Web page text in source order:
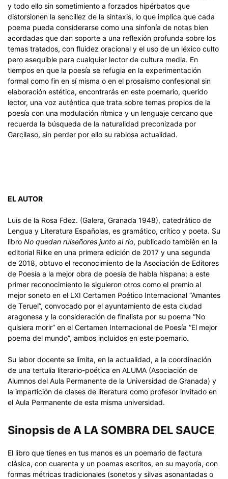
y todo ello sin sometimiento a forzados hipérbatos que
distorsionen la sencillez de la sintaxis, lo que implica que cada
poema pueda considerarse como una sinfonía de notas bien
acordadas que dan soporte a una reflexión profunda sobre los
temas tratados, con fluidez oracional y el uso de un léxico culto
pero asequible para cualquier lector de cultura media. En
tiempos en que la poesía se refugia en la experimentación
formal como fin en sí misma o en el prosaísmo confesional sin
elaboración estética, encontrarás en este poemario, querido
lector, una voz auténtica que trata sobre temas propios de la
poesía con una modulación rítmica y un lenguaje cercano que
recuerda la búsqueda de la naturalidad preconizada por
Garcilaso, sin perder por ello su rabiosa actualidad.
EL AUTOR
Luis de la Rosa Fdez. (Galera, Granada 1948), catedrático de
Lengua y Literatura Españolas, es gramático, crítico y poeta. Su
libro No quedan ruiseñores junto al río, publicado también en la
editorial Rilke en una primera edición de 2017 y una segunda
de 2018, obtuvo el reconocimiento de la Asociación de Editores
de Poesía a la mejor obra de poesía de habla hispana; a este
primer reconocimiento le siguieron otros como el premio al
mejor soneto en el LXI Certamen Poético Internacional “Amantes
de Teruel”, convocado por el ayuntamiento de esta ciudad
aragonesa y la consideración de finalista por su poema “No
quisiera morir” en el Certamen Internacional de Poesía “El mejor
poema del mundo”, ambos incluidos en este poemario.
Su labor docente se limita, en la actualidad, a la coordinación
de una tertulia literario-poética en ALUMA (Asociación de
Alumnos del Aula Permanente de la Universidad de Granada) y
la impartición de clases de literatura como profesor invitado en
el Aula Permanente de esta misma universidad.
Sinopsis de A LA SOMBRA DEL SAUCE
El libro que tienes en tus manos es un poemario de factura
clásica, con cuarenta y un poemas escritos, en su mayoría, con
formas métricas tradicionales (sonetos y silvas asonantadas o